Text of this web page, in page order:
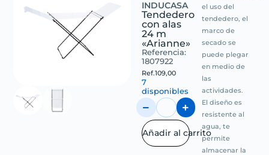
INDUCASA
Tendedero
con alas
24 m
«Arianne»
Referencia:
1807922
Ref.109,00
7
disponibles
Añadir al carrito
el uso del
tendedero, el
marco de
secado se
puede plegar
en medio de
las
actividades.
El diseño es
resistente al
agua, te
permite
almacenar la